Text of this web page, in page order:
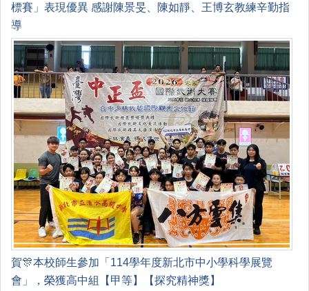
標賽」表現優異 感謝陳景旻、陳如靜、王博玄教練辛勤指
導
賀🎊本校師生參加「114學年度新北市中小學科學展覽
會」，榮獲高中組【甲等】【探究精神獎】